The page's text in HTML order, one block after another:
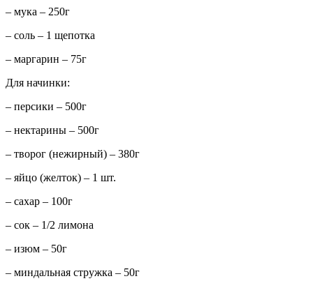
– мука – 250г
– соль – 1 щепотка
– маргарин – 75г
Для начинки:
– персики – 500г
– нектарины – 500г
– творог (нежирный) – 380г
– яйцо (желток) – 1 шт.
– сахар – 100г
– сок – 1/2 лимона
– изюм – 50г
– миндальная стружка – 50г